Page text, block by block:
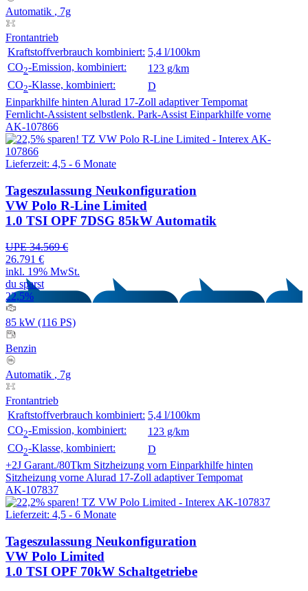
Automatik , 7g
Frontantrieb
Kraftstoffverbrauch kombiniert: 5,4 l/100km
CO2-Emission, kombiniert:
123 g/km
CO2-Klasse, kombiniert:
D
Einparkhilfe hinten Alurad 17-Zoll adaptiver Tempomat
Fernlicht-Assistent selbstlenk. Park-Assist Einparkhilfe vorne
AK-107866
Lieferzeit: 4,5 - 6 Monate
Tageszulassung Neukonfiguration
VW Polo R-Line Limited
1.0 TSI OPF 7DSG 85kW Automatik
UPE 34.569 €
26.791 €
inkl. 19% MwSt.
du sparst
22,5%
85 kW (116 PS)
Benzin
Automatik , 7g
Frontantrieb
Kraftstoffverbrauch kombiniert: 5,4 l/100km
CO2-Emission, kombiniert:
123 g/km
CO2-Klasse, kombiniert:
D
+2J Garant./80Tkm Sitzheizung vorn Einparkhilfe hinten
Sitzheizung vorne Alurad 17-Zoll adaptiver Tempomat
AK-107837
Lieferzeit: 4,5 - 6 Monate
Tageszulassung Neukonfiguration
VW Polo Limited
1.0 TSI OPF 70kW Schaltgetriebe